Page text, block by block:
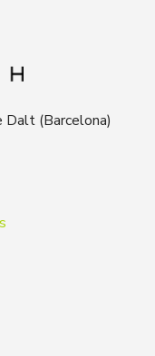
Dalt (Barcelona)